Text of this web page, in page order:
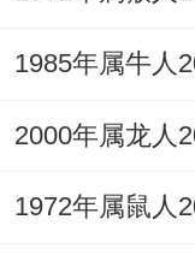
后全面升级车
预警头盔。
强调的"过劳